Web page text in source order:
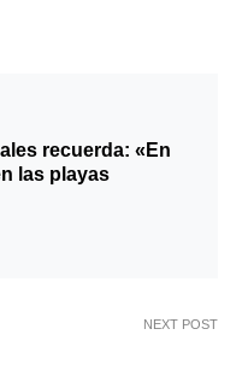
recuerda: «En
las playas
NEXT POST